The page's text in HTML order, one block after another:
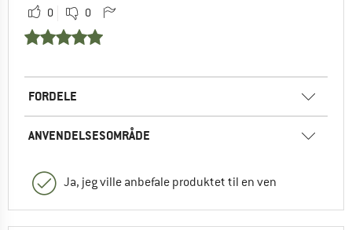
0 0
FORDELE
ANVENDELSESOMRÅDE
Ja, jeg ville anbefale produktet til en ven